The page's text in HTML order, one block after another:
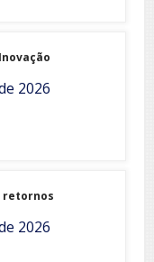
2026
retornos
2026